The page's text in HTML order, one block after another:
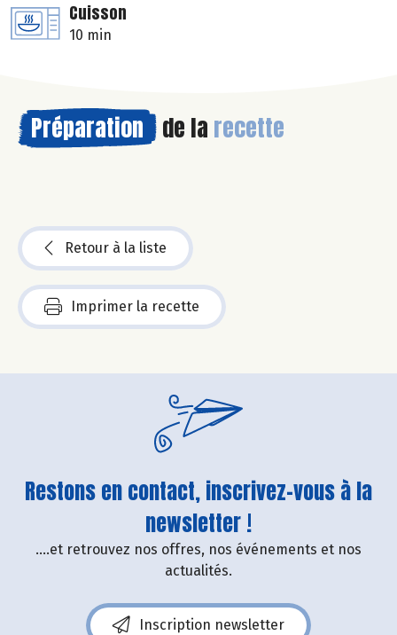
Cuisson
10 min
Préparation de la recette
Retour à la liste
Imprimer la recette
Restons en contact, inscrivez-vous à la
newsletter !
....et retrouvez nos offres, nos événements et nos
actualités.
Inscription newsletter